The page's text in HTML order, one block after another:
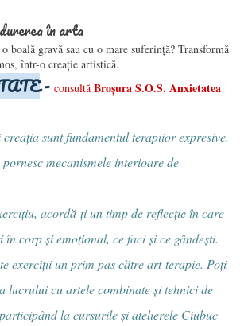
în arta
boală gravă sau cu o mare suferinţă? Transformă
într-o creaţie artistică.
- consultă Broşura S.O.S. Anxietatea
sunt fundamentul terapiior expresive.
mecanismele interioare de
acordă-ţi un timp de reflecţie în care
în corp şi emoţional, ce faci şi ce gândeşti.
exerciţii un prim pas către art-terapie. Poţi
lucrului cu artele combinate şi tehnici de
la cursurile şi atelierele Ciubuc